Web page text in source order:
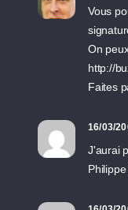
Vous
On
http://
Faites
16/03/
J'aurai